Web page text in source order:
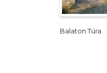
Balaton Túra